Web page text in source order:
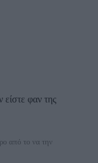
είστε φαν της
από το να την